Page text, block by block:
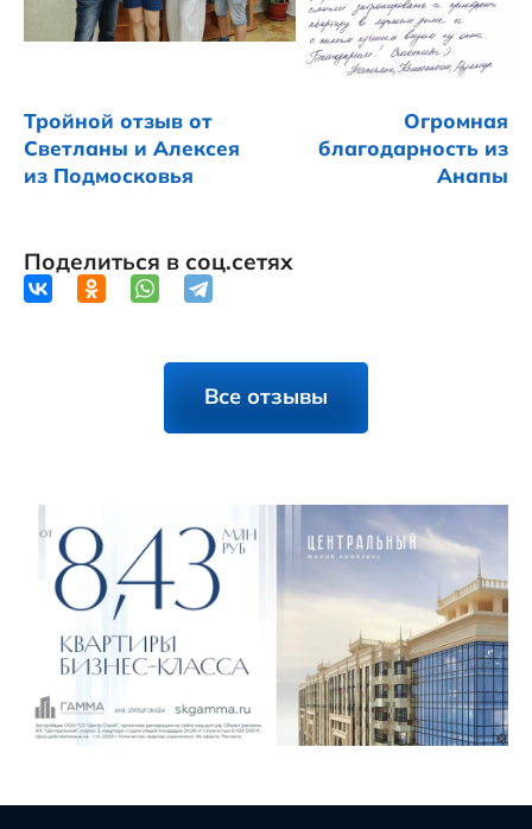
Тройной отзыв от
Светланы и Алексея
из Подмосковья
Огромная
благодарность из
Анапы
Поделиться в соц.сетях
Все отзывы